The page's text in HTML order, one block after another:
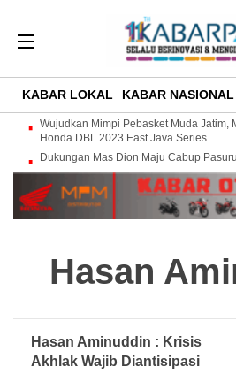
KABAR LOKAL KABAR NASIONAL
Wujudkan Mimpi Pebasket Muda Jatim,
Honda DBL 2023 East Java Series
Dukungan Mas Dion Maju Cabup
Hasan
Hasan Aminuddin : Krisis
Akhlak Wajib Diantisipasi